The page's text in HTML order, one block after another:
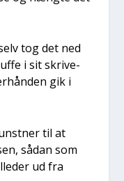
tog det ned
i sit skri­ve­
gik i
til at
sådan som
ud fra